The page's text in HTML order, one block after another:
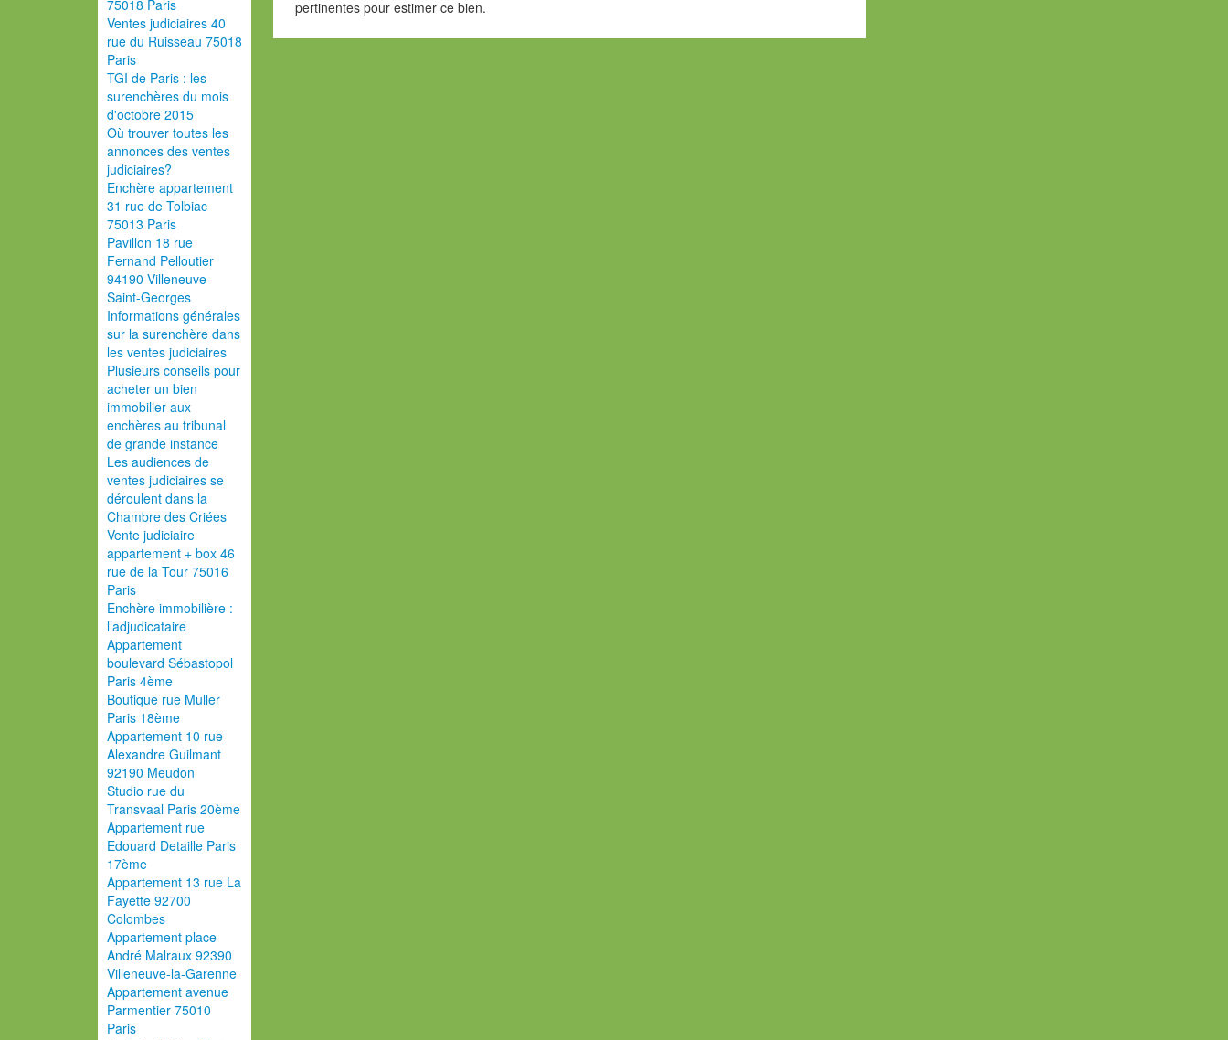
75018 Paris
Ventes judiciaires 40
rue du Ruisseau 75018
Paris
TGI de Paris : les
surenchères du mois
d'octobre 2015
Où trouver toutes les
annonces des ventes
judiciaires?
Enchère appartement
31 rue de Tolbiac
75013 Paris
Pavillon 18 rue
Fernand Pelloutier
94190 Villeneuve-
Saint-Georges
Informations générales
sur la surenchère dans
les ventes judiciaires
Plusieurs conseils pour
acheter un bien
immobilier aux
enchères au tribunal
de grande instance
Les audiences de
ventes judiciaires se
déroulent dans la
Chambre des Criées
Vente judiciaire
appartement + box 46
rue de la Tour 75016
Paris
Enchère immobilière :
l’adjudicataire
Appartement
boulevard Sébastopol
Paris 4ème
Boutique rue Muller
Paris 18ème
Appartement 10 rue
Alexandre Guilmant
92190 Meudon
Studio rue du
Transvaal Paris 20ème
Appartement rue
Edouard Detaille Paris
17ème
Appartement 13 rue La
Fayette 92700
Colombes
Appartement place
André Malraux 92390
Villeneuve-la-Garenne
Appartement avenue
Parmentier 75010
Paris
pertinentes pour estimer ce bien.